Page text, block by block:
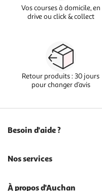
Vos courses à domicile, en
drive ou click & collect
Retour produits : 30 jours
pour changer d’avis
Besoin d'aide ?
Nos services
À propos d'Auchan